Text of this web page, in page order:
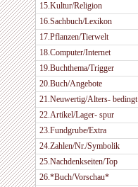
15.Kultur/Religion
16.Sachbuch/Lexikon
17.Pflanzen/Tierwelt
18.Computer/Internet
19.Buchthema/Trigger
20.Buch/Angebote
21.Neuwertig/Alters- bedingt
22.Artikel/Lager- spur
23.Fundgrube/Extra
24.Zahlen/Nr./Symbolik
25.Nachdenkseiten/Top
26.*Buch/Vorschau*